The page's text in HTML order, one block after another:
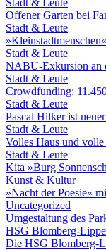
Stadt & Leute
Offener Garten bei
Stadt & Leute
Stadt & Leute
NABU-Exkursion an
Stadt & Leute
Crowdfunding:
Stadt & Leute
Pascal Hilker ist
Stadt & Leute
Volles Haus und
Stadt & Leute
Kita »Burg
Kunst & Kultur
»Nacht der Poesie«
Uncategorized
Umgestaltung des
HSG Blomberg-Lippe
Die HSG Blomberg-